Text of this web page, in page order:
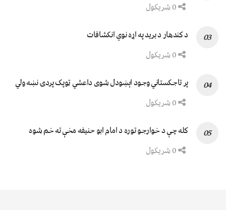
د کندهار د برید په اړه نوي انکشافات
پر تاجکستاني وجود اېښودل شوی داعشي ټوپک پردۍ نښه ولي
کله چې د خوارجو توره د امام ابو حنیفه مخې ته خم شوه